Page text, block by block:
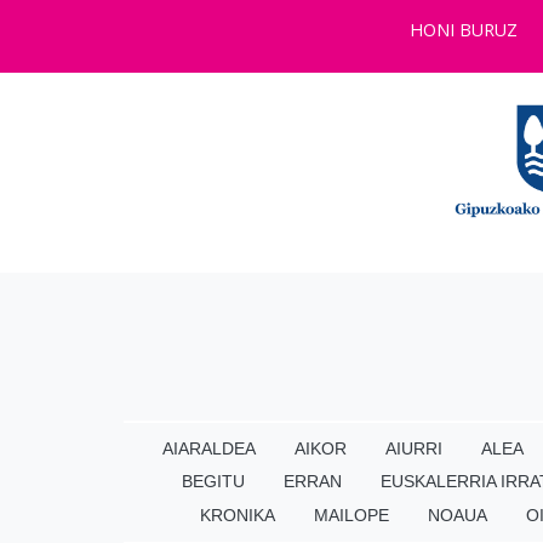
HONI BURUZ
AIARALDEA AIKOR AIURRI ALEA
BEGITU
ERRAN EUSKALERRIA
KRONIKA
MAILOPE NOAUA